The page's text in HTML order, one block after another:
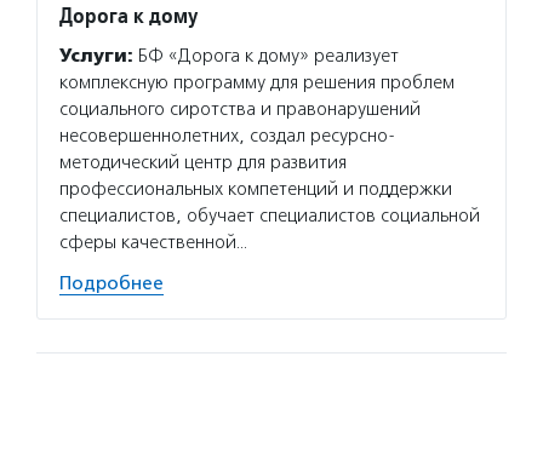
Дорога к дому
Услуги: БФ «Дорога к дому» реализует
комплексную программу для решения проблем
социального сиротства и правонарушений
несовершеннолетних, создал ресурсно-
методический центр для развития
профессиональных компетенций и поддержки
специалистов, обучает специалистов социальной
сферы качественной…
Подробнее